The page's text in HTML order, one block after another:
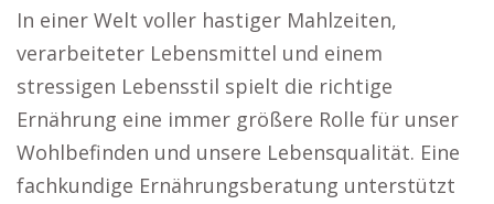
In einer Welt voller hastiger Mahlzeiten,
verarbeiteter Lebensmittel und einem
stressigen Lebensstil spielt die richtige
Ernährung eine immer größere Rolle für unser
Wohlbefinden und unsere Lebensqualität. Eine
fachkundige Ernährungsberatung unterstützt